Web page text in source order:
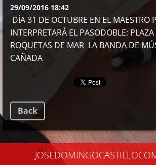
29/09/2016 18:42
DÍA 31 DE OCTUBRE EN EL MAESTRO
INTERPRETARÁ EL PASODOBLE:
ROQUETAS DE MAR LA BANDA DE
CAÑADA
Back